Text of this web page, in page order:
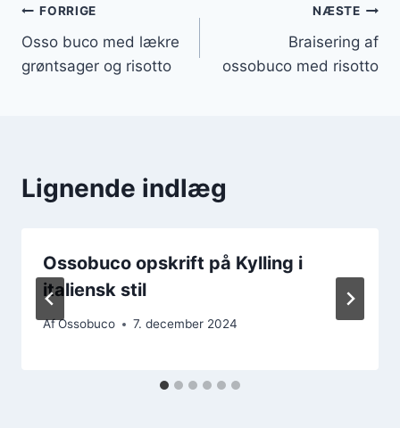
Indlægsnavigation
FORRIGE
Osso buco med lækre
grøntsager og risotto
NÆSTE
Braisering af
ossobuco med risotto
Lignende indlæg
Ossobuco opskrift på Kylling i
italiensk stil
AfOssobuco 7. december 2024